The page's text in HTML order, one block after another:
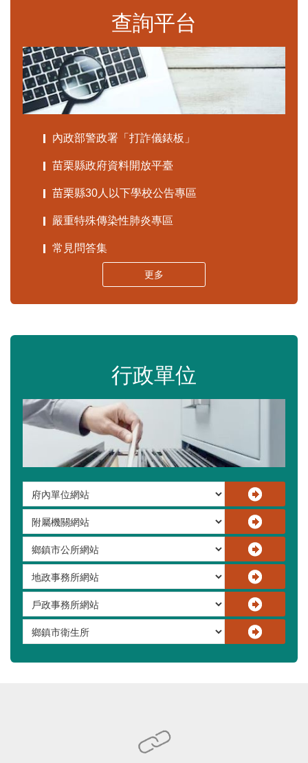
查詢平台
內政部警政署「打詐儀錶板」
苗栗縣政府資料開放平臺
苗栗縣30人以下學校公告專區
嚴重特殊傳染性肺炎專區
常見問答集
更多
行政單位